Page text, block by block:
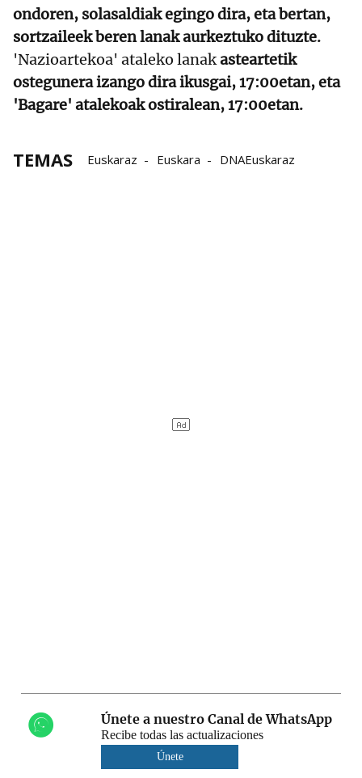
ondoren, solasaldiak egingo dira, eta bertan,
sortzaileek beren lanak aurkeztuko dituzte.
'Nazioartekoa' ataleko lanakasteartetik
ostegunera izango dira ikusgai, 17:00etan, eta
'Bagare' atalekoak ostiralean, 17:00etan.
TEMAS Euskaraz Euskara DNAEuskaraz
Únete a nuestro Canal de WhatsApp
Recibe todas las actualizaciones
Únete